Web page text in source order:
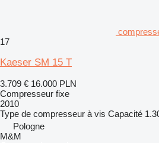
17
Kaeser SM 15 T
3.709 € 16.000 PLN
Compresseur fixe
2010
Type de compresseur à vis Capacité
Pologne
M&M